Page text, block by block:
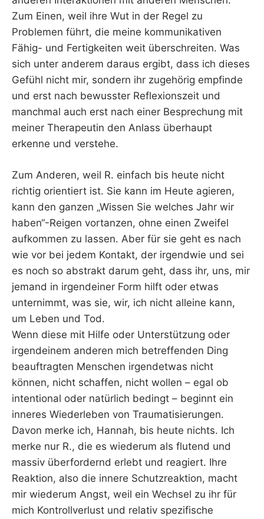
Zum Einen, weil ihre Wut in der Regel zu
Problemen führt, die meine kommunikativen
Fähig- und Fertigkeiten weit überschreiten. Was
sich unter anderem daraus ergibt, dass ich dieses
Gefühl nicht mir, sondern ihr zugehörig empfinde
und erst nach bewusster Reflexionszeit und
manchmal auch erst nach einer Besprechung mit
meiner Therapeutin den Anlass überhaupt
erkenne und verstehe.
Zum Anderen, weil R. einfach bis heute nicht
richtig orientiert ist. Sie kann im Heute agieren,
kann den ganzen „Wissen Sie welches Jahr wir
haben“-Reigen vortanzen, ohne einen Zweifel
aufkommen zu lassen. Aber für sie geht es nach
wie vor bei jedem Kontakt, der irgendwie und sei
es noch so abstrakt darum geht, dass ihr, uns, mir
jemand in irgendeiner Form hilft oder etwas
unternimmt, was sie, wir, ich nicht alleine kann,
um Leben und Tod.
Wenn diese mit Hilfe oder Unterstützung oder
irgendeinem anderen mich betreffenden Ding
beauftragten Menschen irgendetwas nicht
können, nicht schaffen, nicht wollen – egal ob
intentional oder natürlich bedingt – beginnt ein
inneres Wiederleben von Traumatisierungen.
Davon merke ich, Hannah, bis heute nichts. Ich
merke nur R., die es wiederum als flutend und
massiv überfordernd erlebt und reagiert. Ihre
Reaktion, also die innere Schutzreaktion, macht
mir wiederum Angst, weil ein Wechsel zu ihr für
mich Kontrollverlust und relativ spezifische